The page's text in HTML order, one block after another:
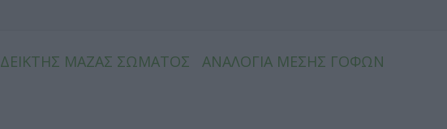
ΔΕΙΚΤΗΣ ΜΑΖΑΣ ΣΩΜΑΤΟΣ
ΑΝΑΛΟΓΙΑ ΜΕΣΗΣ ΓΟΦΩΝ